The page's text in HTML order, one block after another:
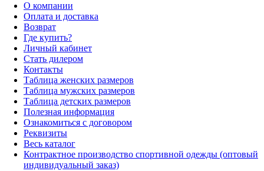
О компании
Оплата и доставка
Возврат
Где купить?
Личный кабинет
Стать дилером
Контакты
Таблица женских размеров
Таблица мужских размеров
Таблица детских размеров
Полезная информация
Ознакомиться с договором
Реквизиты
Весь каталог
Контрактное производство спортивной одежды (оптовый
индивидуальный заказ)